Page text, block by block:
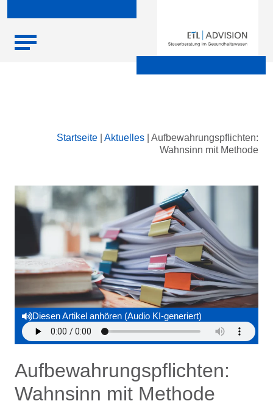
Startseite Aktuelles
Aufbewahrungspflichten:
Wahnsinn mit Methode
Diesen Artikel anhören (Audio KI-generiert)
Aufbewahrungspflichten:
Wahnsinn mit Methode